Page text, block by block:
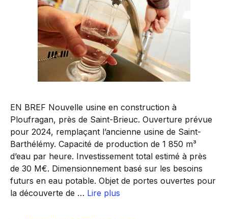
EN BREF Nouvelle usine en construction à
Ploufragan, près de Saint-Brieuc. Ouverture prévue
pour 2024, remplaçant l’ancienne usine de Saint-
Barthélémy. Capacité de production de 1 850 m³
d’eau par heure. Investissement total estimé à près
de 30 M€. Dimensionnement basé sur les besoins
futurs en eau potable. Objet de portes ouvertes pour
la découverte de … Lire plus